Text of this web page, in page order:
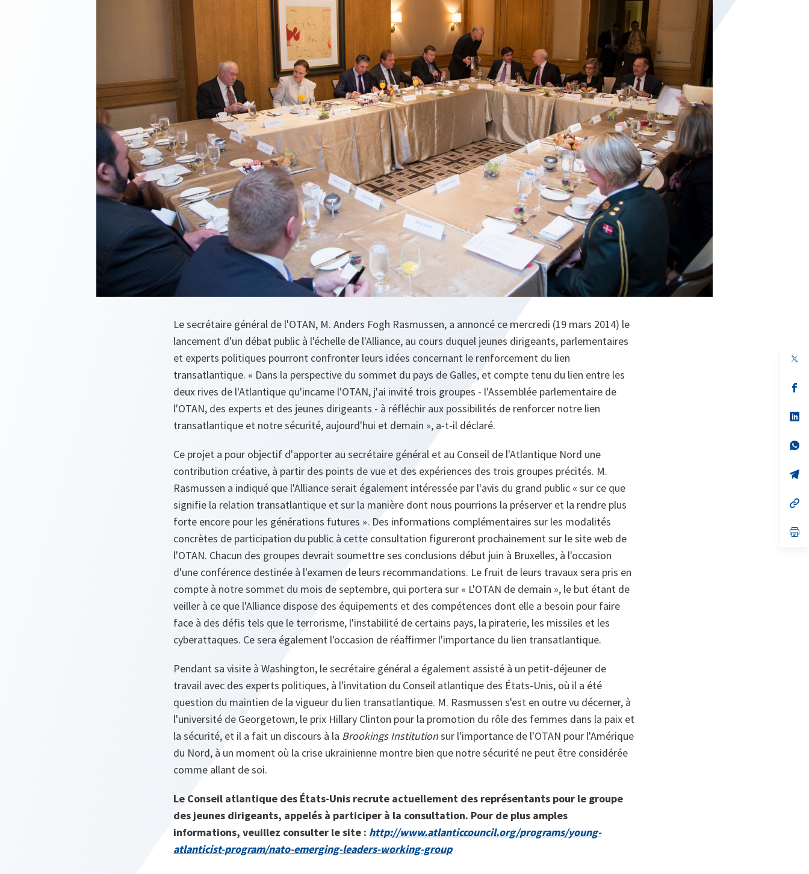
Le secrétaire général de l'OTAN, M. Anders Fogh Rasmussen, a annoncé ce mercredi (19 mars 2014) le
lancement d'un débat public à l'échelle de l'Alliance, au cours duquel jeunes dirigeants, parlementaires
et experts politiques pourront confronter leurs idées concernant le renforcement du lien
transatlantique. « Dans la perspective du sommet du pays de Galles, et compte tenu du lien entre les
deux rives de l'Atlantique qu'incarne l'OTAN, j'ai invité trois groupes - l'Assemblée parlementaire de
l'OTAN, des experts et des jeunes dirigeants - à réfléchir aux possibilités de renforcer notre lien
transatlantique et notre sécurité, aujourd'hui et demain », a-t-il déclaré.
Ce projet a pour objectif d'apporter au secrétaire général et au Conseil de l'Atlantique Nord une
contribution créative, à partir des points de vue et des expériences des trois groupes précités. M.
Rasmussen a indiqué que l'Alliance serait également intéressée par l'avis du grand public « sur ce que
signifie la relation transatlantique et sur la manière dont nous pourrions la préserver et la rendre plus
forte encore pour les générations futures ». Des informations complémentaires sur les modalités
concrètes de participation du public à cette consultation figureront prochainement sur le site web de
l'OTAN. Chacun des groupes devrait soumettre ses conclusions début juin à Bruxelles, à l'occasion
d'une conférence destinée à l'examen de leurs recommandations. Le fruit de leurs travaux sera pris en
compte à notre sommet du mois de septembre, qui portera sur « L'OTAN de demain », le but étant de
veiller à ce que l'Alliance dispose des équipements et des compétences dont elle a besoin pour faire
face à des défis tels que le terrorisme, l'instabilité de certains pays, la piraterie, les missiles et les
cyberattaques. Ce sera également l'occasion de réaffirmer l'importance du lien transatlantique.
Pendant sa visite à Washington, le secrétaire général a également assisté à un petit-déjeuner de
travail avec des experts politiques, à l'invitation du Conseil atlantique des États-Unis, où il a été
question du maintien de la vigueur du lien transatlantique. M. Rasmussen s'est en outre vu décerner, à
l'université de Georgetown, le prix Hillary Clinton pour la promotion du rôle des femmes dans la paix et
la sécurité, et il a fait un discours à la Brookings Institutionsur l'importance de l'OTAN pour l'Amérique
du Nord, à un moment où la crise ukrainienne montre bien que notre sécurité ne peut être considérée
comme allant de soi.
Le Conseil atlantique des États-Unis recrute actuellement des représentants pour le groupe
des jeunes dirigeants, appelés à participer à la consultation. Pour de plus amples
informations, veuillez consulter le site : http://www.atlanticcouncil.org/programs/young-
atlanticist-program/nato-emerging-leaders-working-group